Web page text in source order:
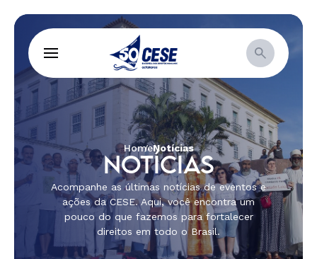
HomeNotícias
NOTÍCIAS
Acompanhe as últimas notícias de eventos e
ações da CESE. Aqui, você encontra um
pouco do que fazemos para fortalecer
direitos em todo o Brasil.